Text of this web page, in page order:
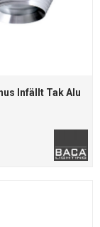
Infällt Tak Alu